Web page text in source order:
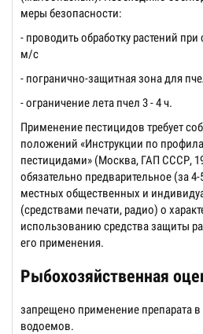
меры безопасности:
- проводить обработку растений при
м/с
- погранично-защитная зона для
- ограничение лета пчел 3 - 4 ч.
Применение пестицидов требует
положений «Инструкции по
пестицидами» (Москва, ГАП СССР,
обязательно предварительное (за
местных общественных и
(средствами печати, радио) о
использованию средства защиты
его применения.
Рыбохозяйственная
запрещено применение препарата
водоемов.